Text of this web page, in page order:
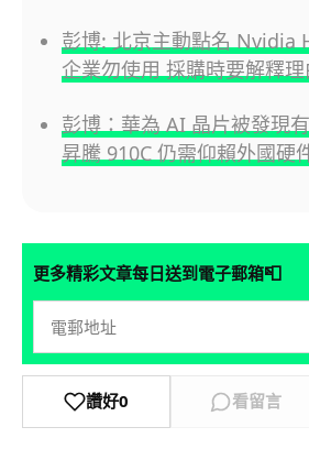
彭博: 北京主動點名 Nvidia
企業勿使用 採購時要解釋
彭博：華為 AI 晶片被發現
昇騰 910C 仍需仰賴外國硬
更多精彩文章每日送到電子郵箱📮
讚好0 看留言